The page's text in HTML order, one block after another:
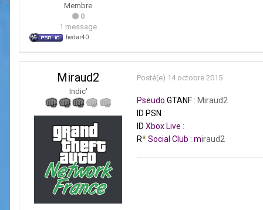
Membre
0
1 message
hedar40
Miraud2
Indic'
Posté(e) 14 octobre 2015
Pseudo GTANF: Miraud2
ID PSN :
ID XboxLive :
R*Social Club : miraud2